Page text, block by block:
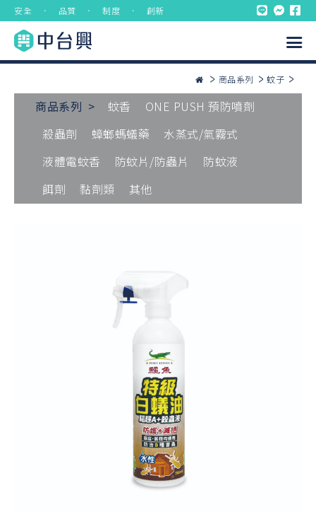
安全 ． 品質 ． 制度 ． 創新
商品系列 蚊子
商品系列 > 蚊香
ONE PUSH 預防噴劑
殺蟲劑
蟑螂螞蟻藥
水蒸式/氣霧式
液體電蚊香
防蚊片/防蟲片
防蚊液
餌劑
黏劑類 其他